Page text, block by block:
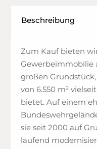
Beschreibung
Zum Kauf bieten
Gewerbeimmobilie
großen
von 6.550 m²
bietet. Auf einem
sie seit 2000 auf
laufend